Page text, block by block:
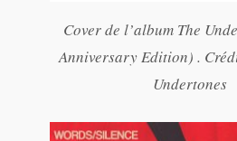
Cover de l’album The
Anniversary Edition) .
Undertones